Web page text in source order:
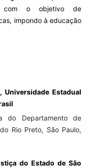
com o objetivo de
impondo à educação
Universidade Estadual
do Departamento de
Rio Preto, São Paulo,
do Estado de São